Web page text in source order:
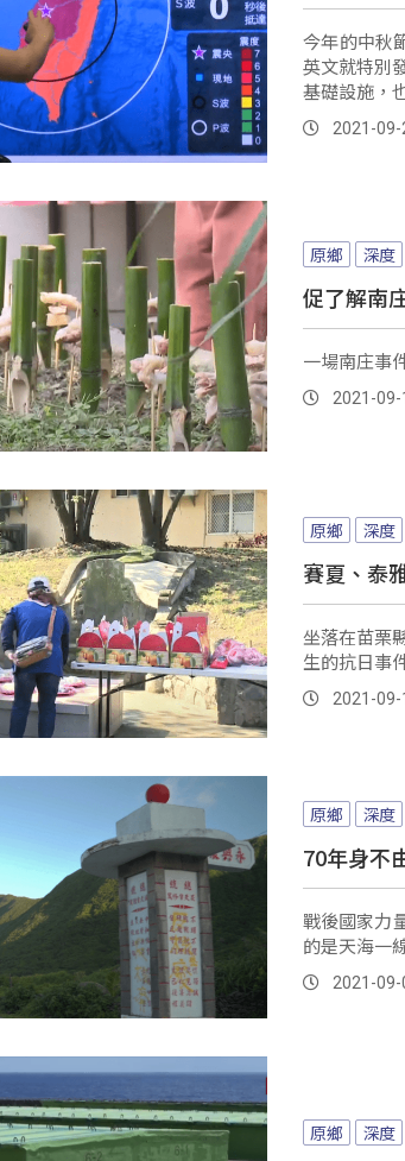
今年的中秋
英文就特別
基礎設施，
2021-09-
原鄉 深度
促了解南
一場南庄事
2021-09-
原鄉 深度
賽夏、泰
坐落在苗栗
生的抗日事
2021-09-
原鄉 深度
70年身不
戰後國家力量入侵 在
的是天海一
2021-09-
原鄉 深度